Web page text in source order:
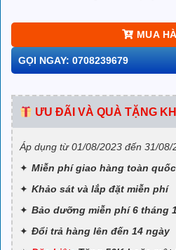
MUA
GỌI NGAY: 0708239679
ƯU ĐÃI VÀ QUÀ TẶNG
Áp dụng từ 01/08/2023 đến 31/08/
Miễn phí giao hàng toàn quốc
Khảo sát và lắp đặt miễn phí
Bảo dưỡng miễn phí 6 tháng
Đổi trả hàng lên đến 14 ngày